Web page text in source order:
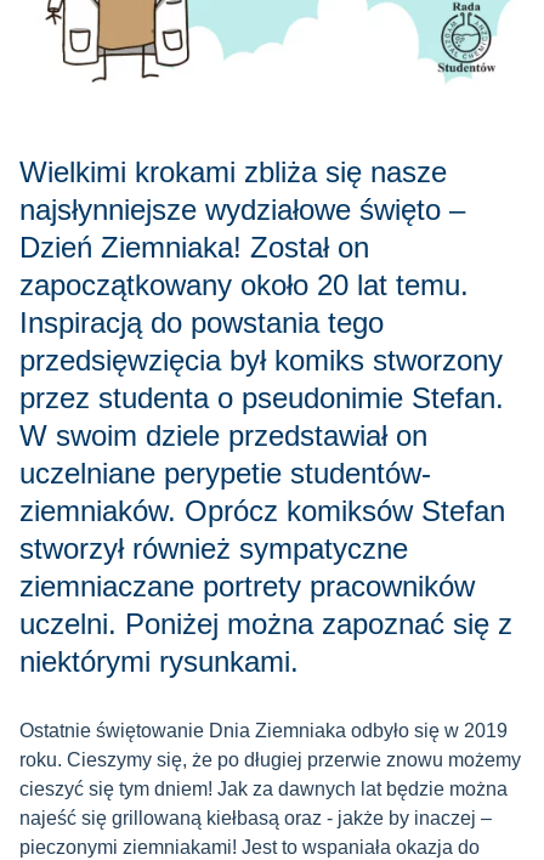
Wielkimi krokami zbliża się nasze
najsłynniejsze wydziałowe święto –
Dzień Ziemniaka! Został on
zapoczątkowany około 20 lat temu.
Inspiracją do powstania tego
przedsięwzięcia był komiks stworzony
przez studenta o pseudonimie Stefan.
W swoim dziele przedstawiał on
uczelniane perypetie studentów-
ziemniaków. Oprócz komiksów Stefan
stworzył również sympatyczne
ziemniaczane portrety pracowników
uczelni. Poniżej można zapoznać się z
niektórymi rysunkami.
Ostatnie świętowanie Dnia Ziemniaka odbyło się w 2019
roku. Cieszymy się, że po długiej przerwie znowu możemy
cieszyć się tym dniem! Jak za dawnych lat będzie można
najeść się grillowaną kiełbasą oraz - jakże by inaczej –
pieczonymi ziemniakami! Jest to wspaniała okazja do